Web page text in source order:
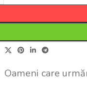
Oameni care